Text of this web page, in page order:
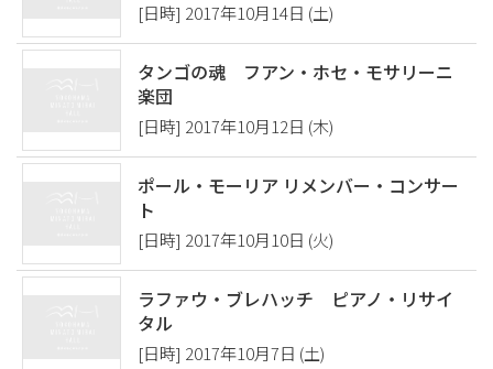
[日時] 2017年10月14日 (土)
タンゴの魂 フアン・ホセ・モサリーニ
楽団
[日時] 2017年10月12日 (木)
ポール・モーリア リメンバー・コンサー
ト
[日時] 2017年10月10日 (火)
ラファウ・ブレハッチ ピアノ・リサイ
タル
[日時] 2017年10月7日 (土)